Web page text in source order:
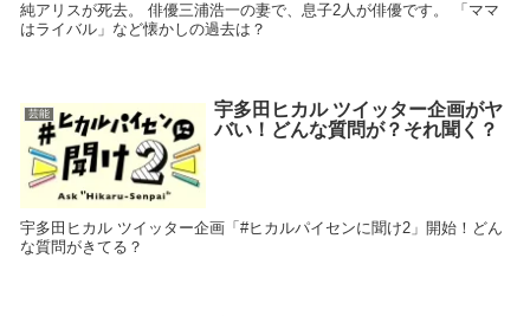
純アリスが死去。 俳優三浦浩一の妻で、息子2人が俳優です。 「ママ
はライバル」など懐かしの過去は？
芸能
宇多田ヒカル ツイッター企画がヤ
バい！どんな質問が？それ聞く？
宇多田ヒカル ツイッター企画「#ヒカルパイセンに聞け2」開始！どん
な質問がきてる？